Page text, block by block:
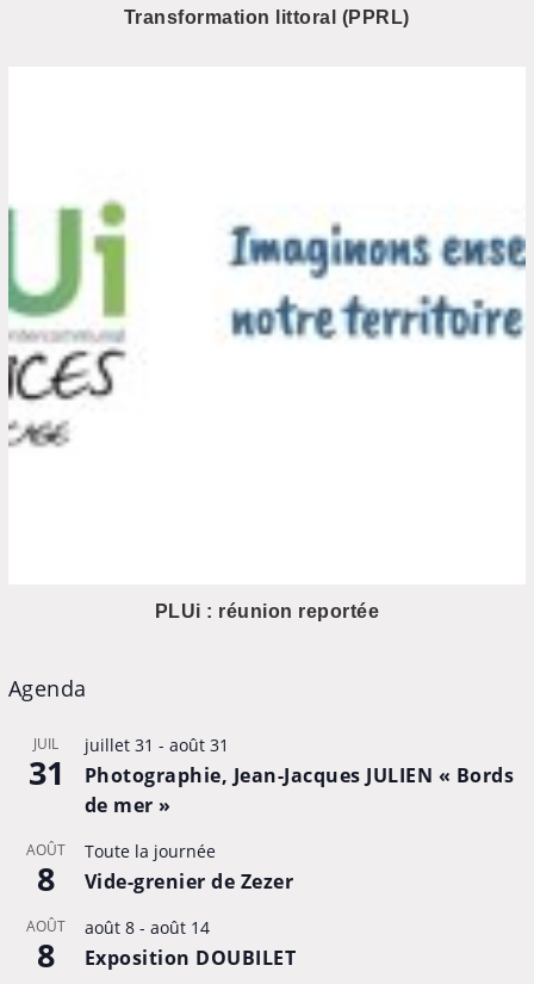
Transformation littoral (PPRL)
PLUi : réunion reportée
Agenda
JUIL
31
juillet 31 - août 31
Photographie, Jean-Jacques JULIEN « Bords
de mer »
AOÛT
8
Toute la journée
Vide-grenier de Zezer
AOÛT
8
août 8- août 14
Exposition DOUBILET